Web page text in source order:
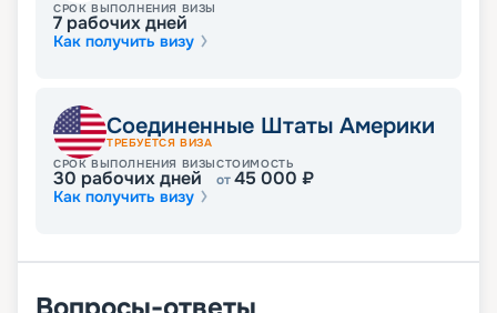
СРОК ВЫПОЛНЕНИЯ ВИЗЫ
7 рабочих дней
Как получить визу
Соединенные Штаты Америки
ТРЕБУЕТСЯ ВИЗА
СРОК ВЫПОЛНЕНИЯ ВИЗЫ
30 рабочих дней
СТОИМОСТЬ
от45 000 ₽
Как получить визу